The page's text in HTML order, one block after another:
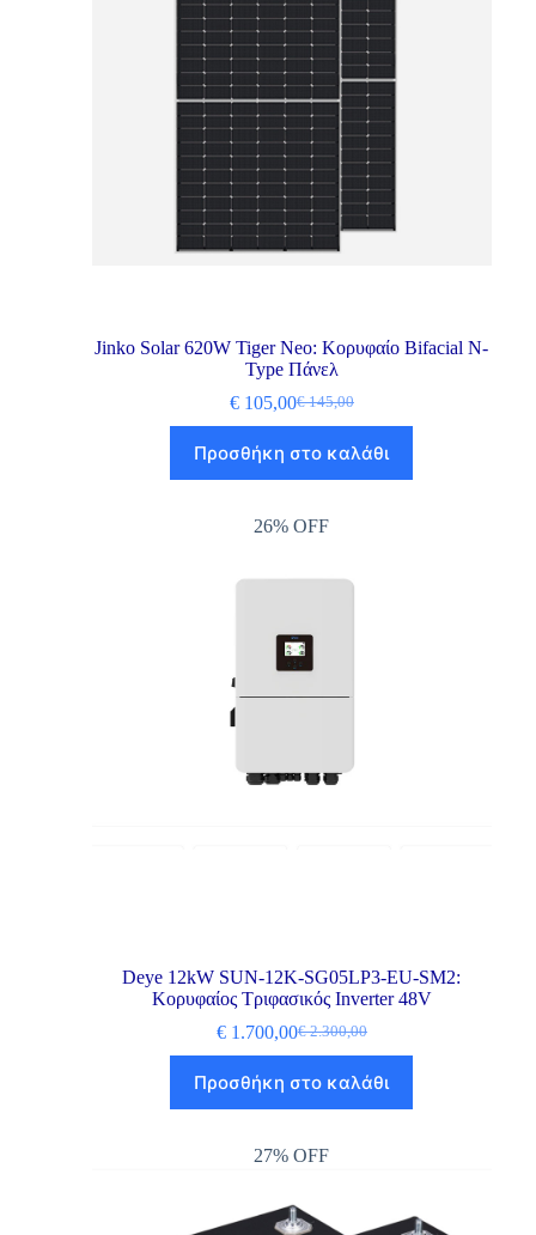
Jinko Solar 620W Tiger Neo: Κορυφαίο Bifacial N-
Type Πάνελ
€145,00
€105,00
Προσθήκη στο καλάθι
26% OFF
Deye 12kW SUN-12K-SG05LP3-EU-SM2:
Κορυφαίος Τριφασικός Inverter 48V
€2.300,00
€1.700,00
Προσθήκη στο καλάθι
27% OFF